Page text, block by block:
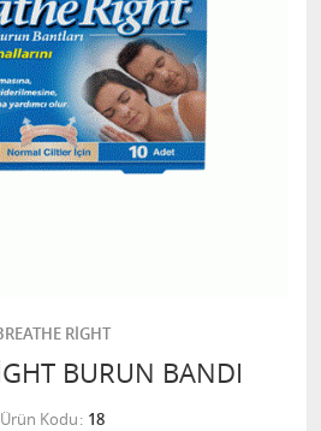
RİGHT
BURUN BANDI
Ürün Kodu 18